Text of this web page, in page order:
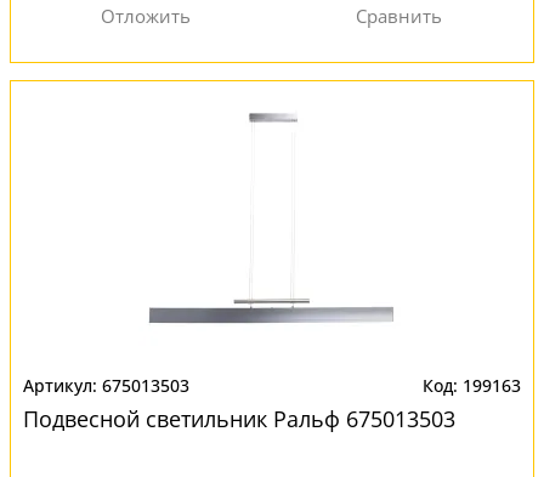
675013503 199163
Подвесной светильник Ральф 675013503